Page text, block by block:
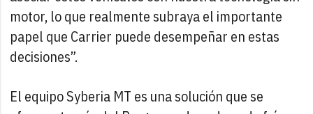
motor, lo que realmente subraya el importante
papel que Carrier puede desempeñar en estas
decisiones”.
El equipo Syberia MT es una solución que se